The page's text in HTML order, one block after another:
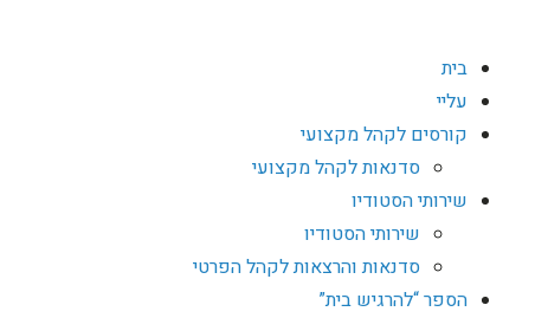
בית
עליי
קורסים לקהל מקצועי
סדנאות לקהל מקצועי
שירותי הסטודיו
שירותי הסטודיו
סדנאות והרצאות לקהל הפרטי
הספר “להרגיש בית”